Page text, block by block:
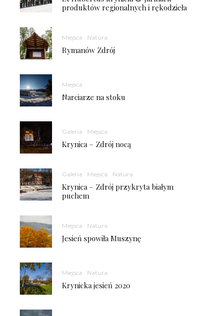
produktów regionalnych i rękodzieła
Miejsca Natura
Rymanów Zdrój
Miejsca
Narciarze na stoku
Galeria Miejsca
Krynica – Zdrój nocą
Galeria Miejsca Natura
Krynica – Zdrój przykryta białym
puchem
Miejsca Natura
Jesień spowiła Muszynę
Miejsca Natura
Krynicka jesień 2020